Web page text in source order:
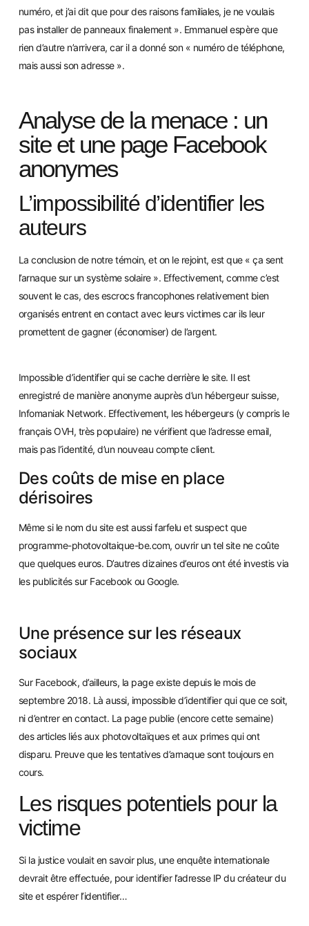
numéro, et j’ai dit que pour des raisons familiales, je ne voulais
pas installer de panneaux finalement ». Emmanuel espère que
rien d’autre n’arrivera, car il a donné son « numéro de téléphone,
mais aussi son adresse ».
Analyse de la menace : un
site et une page Facebook
anonymes
L’impossibilité d’identifier les
auteurs
La conclusion de notre témoin, et on le rejoint, est que « ça sent
l’arnaque sur un système solaire ». Effectivement, comme c’est
souvent le cas, des escrocs francophones relativement bien
organisés entrent en contact avec leurs victimes car ils leur
promettent de gagner (économiser) de l’argent.
Impossible d’identifier qui se cache derrière le site. Il est
enregistré de manière anonyme auprès d’un hébergeur suisse,
Infomaniak Network. Effectivement, les hébergeurs (y compris le
français OVH, très populaire) ne vérifient que l’adresse email,
mais pas l’identité, d’un nouveau compte client.
Des coûts de mise en place
dérisoires
Même si le nom du site est aussi farfelu et suspect que
programme-photovoltaique-be.com, ouvrir un tel site ne coûte
que quelques euros. D’autres dizaines d’euros ont été investis via
les publicités sur Facebook ou Google.
Une présence sur les réseaux
sociaux
Sur Facebook, d’ailleurs, la page existe depuis le mois de
septembre 2018. Là aussi, impossible d’identifier qui que ce soit,
ni d’entrer en contact. La page publie (encore cette semaine)
des articles liés aux photovoltaïques et aux primes qui ont
disparu. Preuve que les tentatives d’arnaque sont toujours en
cours.
Les risques potentiels pour la
victime
Si la justice voulait en savoir plus, une enquête internationale
devrait être effectuée, pour identifier l’adresse IP du créateur du
site et espérer l’identifier…